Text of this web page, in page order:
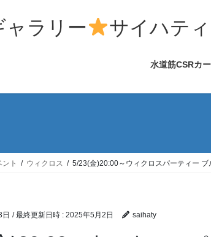
ャラリー サイハティ
水道筋CSRカ
ント ウィクロス 5/23(金)20:00～ウィクロスパーティー
/ 最終更新日時 : 2025年5月2日 saihaty